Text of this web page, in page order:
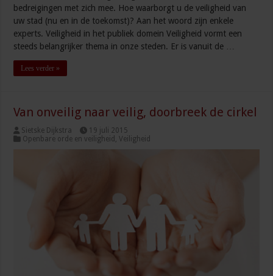
bedreigingen met zich mee. Hoe waarborgt u de veiligheid van
uw stad (nu en in de toekomst)? Aan het woord zijn enkele
experts. Veiligheid in het publiek domein Veiligheid vormt een
steeds belangrijker thema in onze steden. Er is vanuit de …
Lees verder »
Van onveilig naar veilig, doorbreek de cirkel
Sietske Dijkstra
19 juli 2015
Openbare orde en veiligheid
,Veiligheid